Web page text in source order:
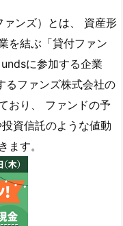
ンズ）とは、 資産形
を結ぶ「貸付ファン
に参加する企業
るファンズ株式会社の
おり、 ファンドの予
資信託のような値動
ます。